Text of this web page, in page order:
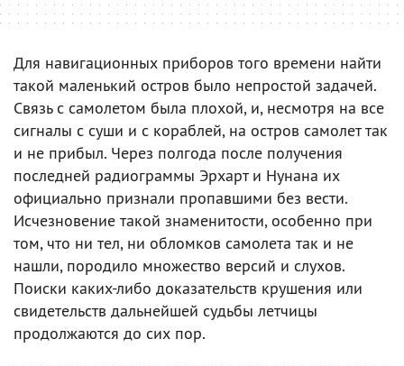
Для навигационных приборов того времени найти
такой маленький остров было непростой задачей.
Связь с самолетом была плохой, и, несмотря на все
сигналы с суши и с кораблей, на остров самолет так
и не прибыл. Через полгода после получения
последней радиограммы Эрхарт и Нунана их
официально признали пропавшими без вести.
Исчезновение такой знаменитости, особенно при
том, что ни тел, ни обломков самолета так и не
нашли, породило множество версий и слухов.
Поиски каких-либо доказательств крушения или
свидетельств дальнейшей судьбы летчицы
продолжаются до сих пор.